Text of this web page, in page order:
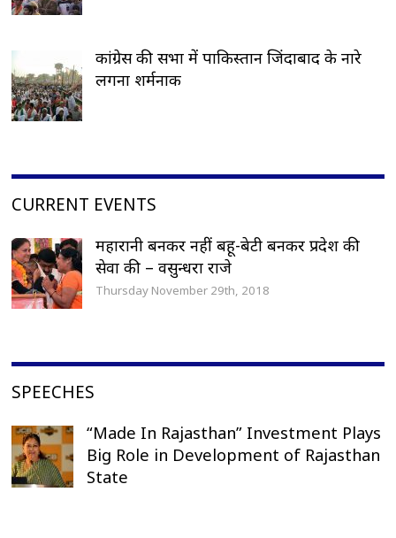
कांग्रेस की सभा में पाकिस्तान जिंदाबाद के नारे
लगना शर्मनाक
CURRENT EVENTS
महारानी बनकर नहीं बहू-बेटी बनकर प्रदेश की
सेवा की – वसुन्धरा राजे
Thursday November 29th, 2018
SPEECHES
“Made In Rajasthan” Investment Plays
Big Role in Development of Rajasthan
State